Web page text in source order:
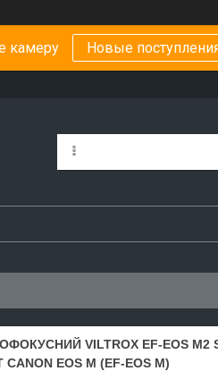
камеру Новые
VILTROX EF-EOS M2
EOS M (EF-EOS M)